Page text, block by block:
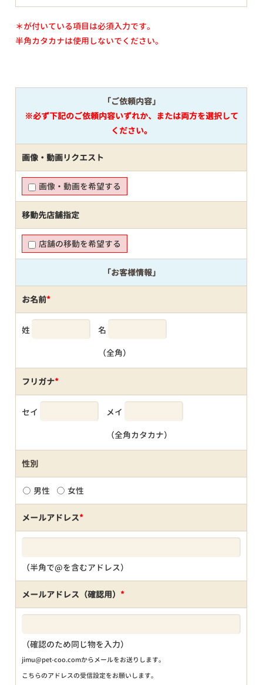
＊が付いている項目は必須入力です。
半角カタカナは使用しないでください。
「ご依頼内容」
※必ず下記のご依頼内容いずれか、または両方を選択して
ください。
画像・動画リクエスト
画像・動画を希望する
移動先店舗指定
店舗の移動を希望する
「お客様情報」
お名前*
姓 名
（全角）
フリガナ*
セイ メイ
（全角カタカナ）
性別
男性 女性
メールアドレス*
（半角で@を含むアドレス）
メールアドレス（確認用） *
（確認のため同じ物を入力）
jimu@pet-coo.comからメールをお送りします。
こちらのアドレスの受信設定をお願いします。